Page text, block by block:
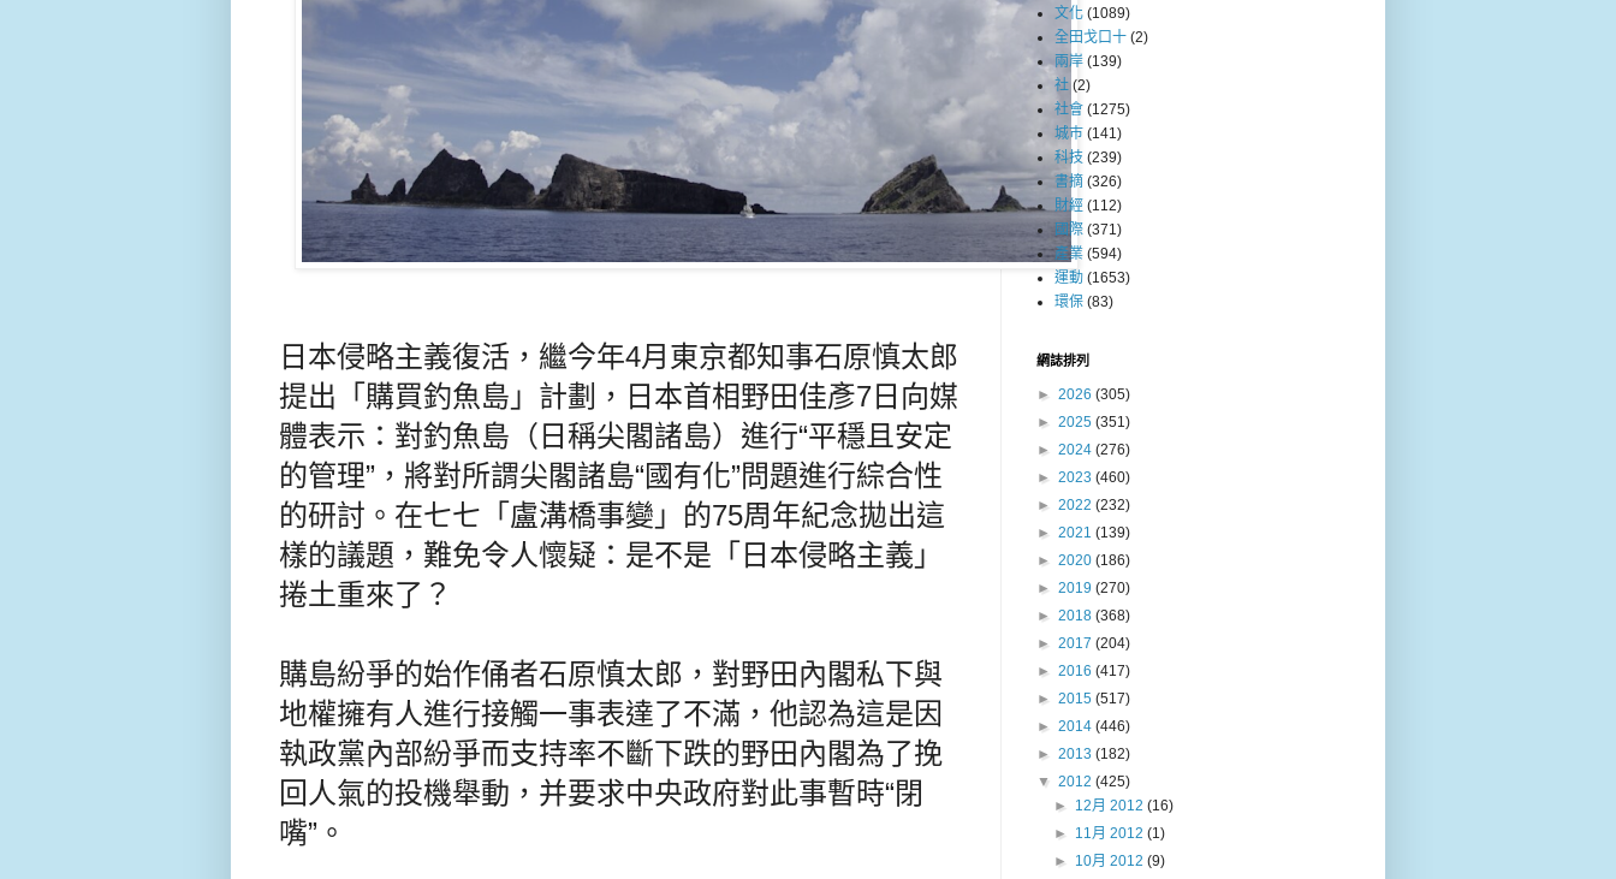
日本侵略主義復活，繼今年4月東京都知事石原慎太郎
提出「購買釣魚島」計劃，日本首相野田佳彥7日向媒
體表示：對釣魚島（日稱尖閣諸島）進行“平穩且安定
的管理”，將對所謂尖閣諸島“國有化”問題進行綜合性
的研討。在七七「盧溝橋事變」的75周年紀念拋出這
樣的議題，難免令人懷疑：是不是「日本侵略主義」
捲土重來了？
購島紛爭的始作俑者石原慎太郎，對野田內閣私下與
地權擁有人進行接觸一事表達了不滿，他認為這是因
執政黨內部紛爭而支持率不斷下跌的野田內閣為了挽
回人氣的投機舉動，并要求中央政府對此事暫時“閉
嘴”。
文化 (1089)
全田戈口十 (2)
兩岸 (139)
社 (2)
社會 (1275)
城巿 (141)
科技 (239)
書摘 (326)
財經 (112)
國際 (371)
產業 (594)
運動 (1653)
環保 (83)
網誌排列
► 2026 (305)
► 2025 (351)
► 2024 (276)
► 2023 (460)
► 2022 (232)
► 2021 (139)
► 2020 (186)
► 2019 (270)
► 2018 (368)
► 2017 (204)
► 2016 (417)
► 2015 (517)
► 2014 (446)
► 2013 (182)
▼ 2012 (425)
► 12月 2012(16)
► 11月 2012(1)
► 10月 2012(9)